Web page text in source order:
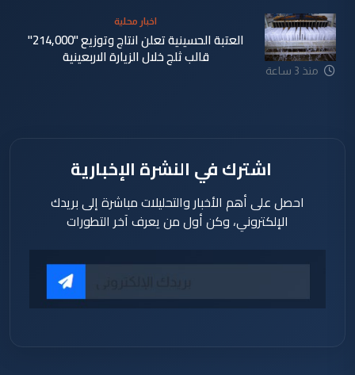
منذ 3 ساعة
اخبار محلية
العتبة الحسينية تعلن انتاج وتوزيع "214,000"
قالب ثلج خلال الزيارة الاربعينية
اشترك في النشرة الإخبارية
احصل على أهم الأخبار والتحليلات مباشرة إلى بريدك
الإلكتروني، وكن أول من يعرف آخر التطورات